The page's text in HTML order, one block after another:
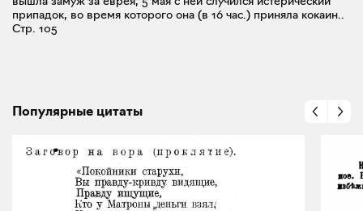
припадок, во время которого она (в 16 час.) приняла кокаин..
Стр. 105
Популярные цитаты